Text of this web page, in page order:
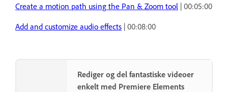
Create a motion path using the Pan & Zoom tool | 00:05:00
Add and customize audio effects | 00:08:00
Rediger og del fantastiske videoer
enkelt med Premiere Elements